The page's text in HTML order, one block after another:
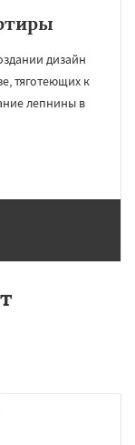
дизайн
тяготеющих к
лепнины в